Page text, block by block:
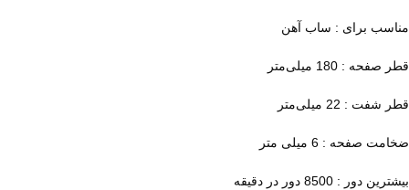
مناسب برای : ساب آهن
قطر صفحه : 180 میلی‌متر
قطر شفت : 22 میلی‌متر
ضخامت صفحه : 6 میلی متر
بیشترین دور : 8500 دور در دقیقه